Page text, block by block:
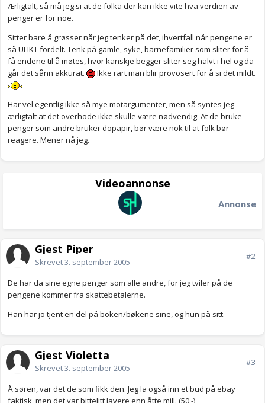
Ærligtalt, så må jeg si at de folka der kan ikke vite hva verdien av
penger er for noe.
Sitter bare å grøsser når jeg tenker på det, ihvertfall når pengene er
så ULIKT fordelt. Tenk på gamle, syke, barnefamilier som sliter for å
få endene til å møtes, hvor kanskje begger sliter seg halvt i hel og da
går det sånn akkurat.
Ikke rart man blir provosert for å si det mildt.
Har vel egentlig ikke så mye motargumenter, men så syntes jeg
ærligtalt at det overhode ikke skulle være nødvendig. At de bruke
penger som andre bruker dopapir, bør være nok til at folk bør
reagere. Mener nå jeg.
Videoannonse
Annonse
Gjest Piper
Skrevet3. september 2005
#2
De har da sine egne penger som alle andre, for jeg tviler på de
pengene kommer fra skattebetalerne.
Han har jo tjent en del på boken/bøkene sine, og hun på sitt.
Gjest Violetta
Skrevet3. september 2005
#3
Å søren, var det de som fikk den. Jeg la også inn et bud på ebay
faktisk, men det var bittelitt lavere enn åtte mill. (50,-)